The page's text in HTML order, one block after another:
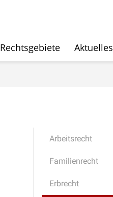
Rechtsgebiete Aktuelles
Arbeitsrecht
Familienrecht
Erbrecht